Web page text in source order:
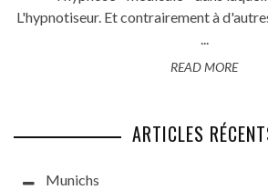
L'hypnotiseur. Et contrairement à
...
READ MORE
ARTICLES
Munichs